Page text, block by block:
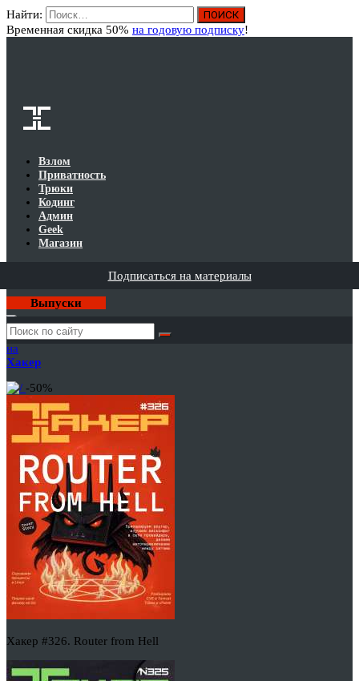
Найти:
Временная скидка 50% на годовую подписку!
Взлом
Приватность
Трюки
Кодинг
Админ
Geek
Магазин
Подписаться на материалы
Выпуски
Годовая
подписка
на
Хакер
-50%
Хакер #326. Router from Hell